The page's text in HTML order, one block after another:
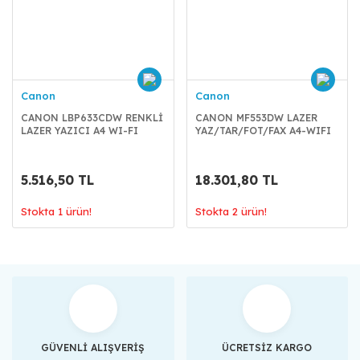
Canon
CANON LBP633CDW RENKLİ
LAZER YAZICI A4 WI-FI
5.516,50 TL
Stokta 1 ürün!
Canon
CANON MF553DW LAZER
YAZ/TAR/FOT/FAX A4-WIFI
18.301,80 TL
Stokta 2 ürün!
GÜVENLİ ALIŞVERİŞ ÜCRETSİZ KARGO